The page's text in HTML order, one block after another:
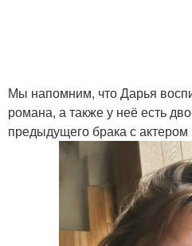
Мы напомним, что Дарья
романа, а также у неё есть
предыдущего брака с